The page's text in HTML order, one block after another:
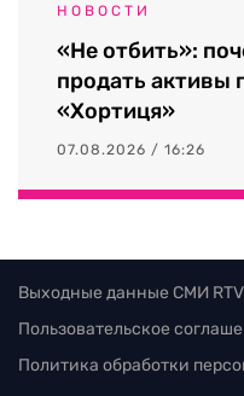
НОВОСТИ
«Не отбить»:
продать активы
«Хортиця»
07.08.2026 / 16:26
Выходные данные СМИ
Пользовательское
Политика обработки